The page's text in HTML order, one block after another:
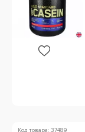
Код товара: 37489